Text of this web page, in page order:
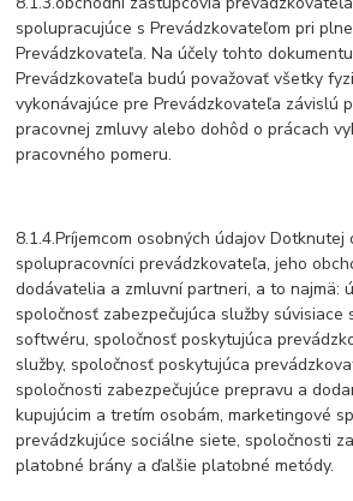
spolupracujúce s Prevádzkovateľom pri
Prevádzkovateľa. Na účely tohto
Prevádzkovateľa budú považovať všetky
vykonávajúce pre Prevádzkovateľa závislú
pracovnej zmluvy alebo dohôd o prácach
pracovného pomeru.
8.1.4.Príjemcom osobných údajov Dotknutej
spolupracovníci prevádzkovateľa, jeho
dodávatelia a zmluvní partneri, a to najmä:
spoločnosť zabezpečujúca služby súvisiace
softwéru, spoločnosť poskytujúca
služby, spoločnosť poskytujúca
spoločnosti zabezpečujúce prepravu a
kupujúcim a tretím osobám, marketingové
prevádzkujúce sociálne siete, spoločnosti
platobné brány a ďalšie platobné metódy.